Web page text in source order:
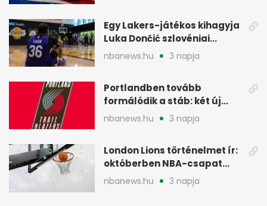
Egy Lakers-játékos kihagyja
Luka Dončić szlovéniai
minicampjét
nbanews.hu 3 napja
Portlandben tovább
formálódik a stáb: két új
szakember a Blazersnél
nbanews.hu 3 napja
London Lions történelmet ír:
októberben NBA-csapat
ellen lép pályára
nbanews.hu 3 napja